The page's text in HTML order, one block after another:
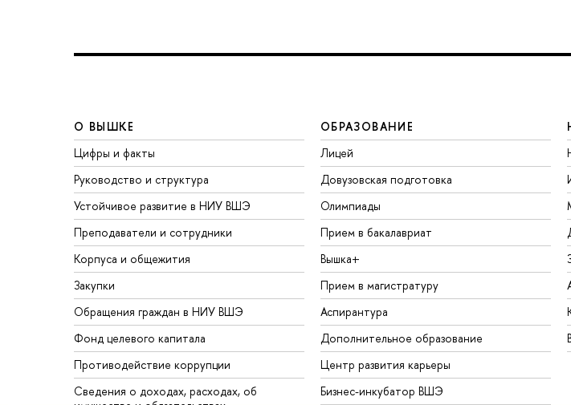
О ВЫШКЕ
Цифры и факты
Руководство и структура
Устойчивое развитие в НИУ ВШЭ
Преподаватели и сотрудники
Корпуса и общежития
Закупки
Обращения граждан в НИУ ВШЭ
Фонд целевого капитала
Противодействие коррупции
Сведения о доходах, расходах, об
ОБРАЗОВАНИЕ
Лицей
Довузовская подготовка
Олимпиады
Прием в бакалавриат
Вышка+
Прием в магистратуру
Аспирантура
Дополнительное образование
Центр развития карьеры
Бизнес-инкубатор ВШЭ